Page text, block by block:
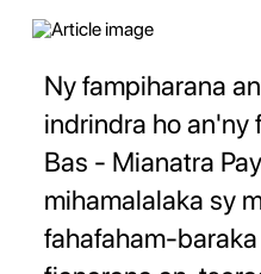
Ny fampiharana
indrindra ho an'ny
Bas - Mianatra
mihamalalaka sy
fahafaham-